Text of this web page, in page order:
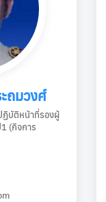
ถมวงศ์
ฏิบัติหน้าที่รองผู้
(กิจการ